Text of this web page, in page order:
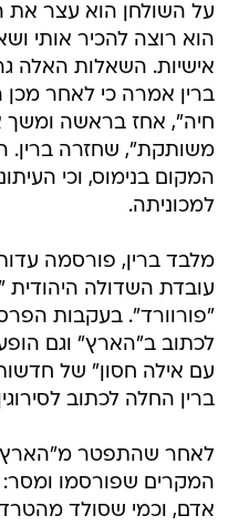
על השולחן הוא עצר את
הוא רוצה להכיר אותי
אישיות. השאלות האלה
ברין אמרה כי לאחר מכן
חיה", אחז בראשה ומשך
משותקת", שחזרה ברין.
המקום בנימוס, וכי
למכוניתה.
מלבד ברין, פורסמה
עובדת השדולה היהודית
"פורוורד". בעקבות
לכתוב ב"הארץ" וגם
עם אילה חסון" של
ברין החלה לכתוב
לאחר שהתפטר
המקרים שפורסמו
אדם, וכמי שסולד